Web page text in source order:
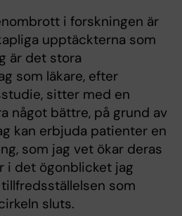
i forskningen är
upptäckterna som
är det stora
som läkare, efter
sitter med en
något bättre, på grund av
kan erbjuda patienter en
som jag vet ökar deras
i det ögonblicket jag
som
sluts.